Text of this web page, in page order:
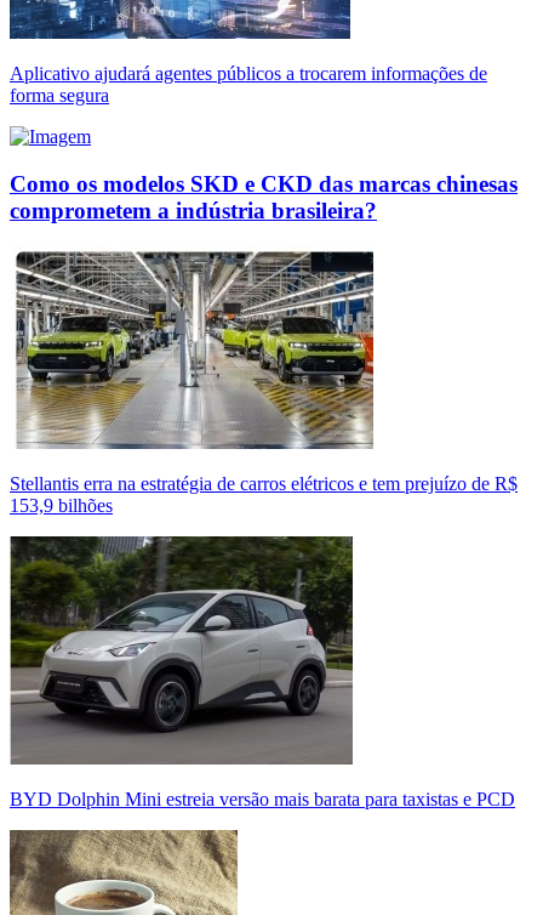
Aplicativo ajudará agentes públicos a trocarem informações de
forma segura
Como os modelos SKD e CKD das marcas chinesas
comprometem a indústria brasileira?
Stellantis erra na estratégia de carros elétricos e tem prejuízo de R$
153,9 bilhões
BYD Dolphin Mini estreia versão mais barata para taxistas e PCD